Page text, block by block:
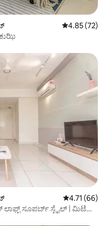
5 ರಲ್ಲಿ 4.85
4.85 (72)
5 ರಲ್ಲಿ 4.71
4.71 (66)
ಲಾಫ್ಟ್ ಸೂಪರ್ಬ್ ಸ್ಟೈಲ್ | ಮಿಟೆಕ್